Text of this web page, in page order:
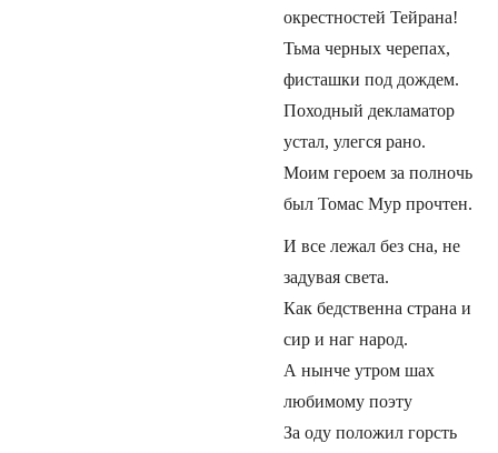
окрестностей Тейрана!
Тьма черных черепах,
фисташки под дождем.
Походный декламатор
устал, улегся рано.
Моим героем за полночь
был Томас Мур прочтен.
И все лежал без сна, не
задувая света.
Как бедственна страна и
сир и наг народ.
А нынче утром шах
любимому поэту
За оду положил горсть